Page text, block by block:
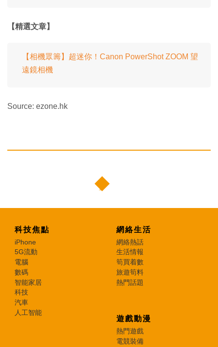
【精選文章】
【相機眾籌】超迷你！Canon PowerShot ZOOM 望
遠鏡相機
Source: ezone.hk
科技焦點
iPhone
5G流動
電腦
數碼
智能家居
科技
汽車
人工智能
網絡生活
網絡熱話
生活情報
筍買着數
旅遊筍料
熱門話題
遊戲動漫
熱門遊戲
電競裝備